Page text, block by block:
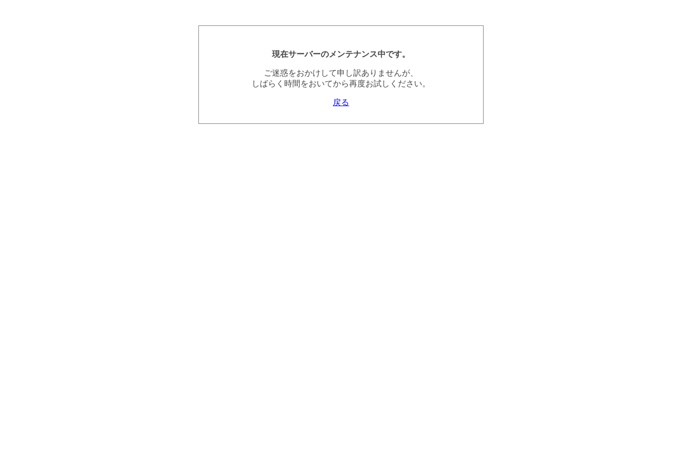
現在サーバーのメンテナンス中です。
ご迷惑をおかけして申し訳ありませんが、
しばらく時間をおいてから再度お試しください。
戻る